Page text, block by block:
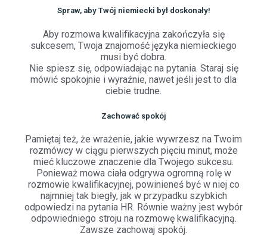
Spraw, aby Twój niemiecki był doskonały!
Aby rozmowa kwalifikacyjna zakończyła się
sukcesem, Twoja znajomość języka niemieckiego
musi być dobra.
Nie spiesz się, odpowiadając na pytania. Staraj się
mówić spokojnie i wyraźnie, nawet jeśli jest to dla
ciebie trudne.
Zachować spokój
Pamiętaj też, że wrażenie, jakie wywrzesz na Twoim
rozmówcy w ciągu pierwszych pięciu minut, może
mieć kluczowe znaczenie dla Twojego sukcesu.
Ponieważ mowa ciała odgrywa ogromną rolę w
rozmowie kwalifikacyjnej, powinieneś być w niej co
najmniej tak biegły, jak w przypadku szybkich
odpowiedzi na pytania HR. Równie ważny jest wybór
odpowiedniego stroju na rozmowę kwalifikacyjną.
Zawsze zachowaj spokój.